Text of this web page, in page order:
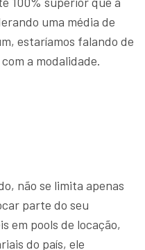
uma média de
estaríamos falando de
a modalidade.
não se limita apenas
parte do seu
em pools de locação,
do país, ele